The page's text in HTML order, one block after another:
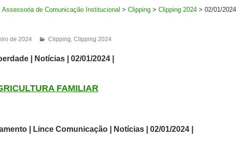
Assessoria de Comunicação Institucional > Clipping > Clipping 2024 > 02/01/2024
de 2024 Clipping Clipping 2024
| Notícias | 02/01/2024 |
FAMILIAR
| Lince Comunicação | Notícias | 02/01/2024 |